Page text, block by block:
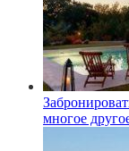
многое